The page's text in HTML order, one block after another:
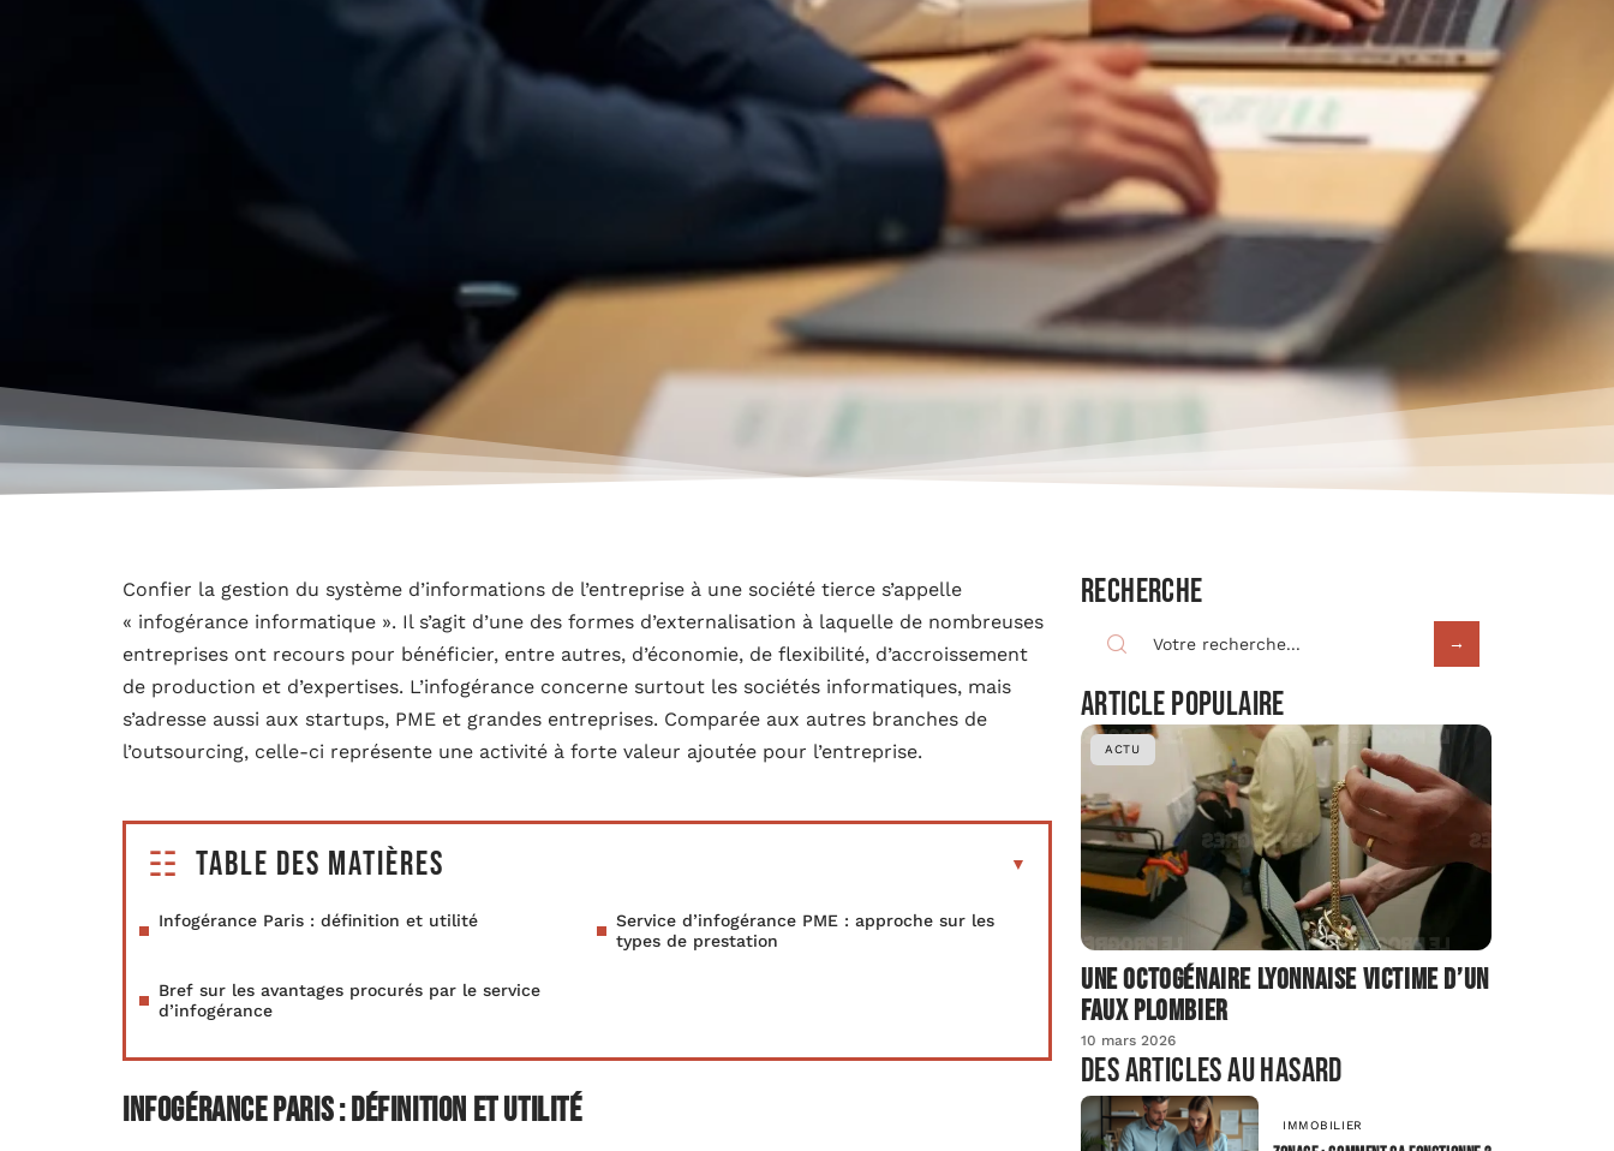
Confier la gestion du système d’informations de l’entreprise à une société tierce s’appelle
« infogérance informatique ». Il s’agit d’une des formes d’externalisation à laquelle de nombreuses
entreprises ont recours pour bénéficier, entre autres, d’économie, de flexibilité, d’accroissement
de production et d’expertises. L’infogérance concerne surtout les sociétés informatiques, mais
s’adresse aussi aux startups, PME et grandes entreprises. Comparée aux autres branches de
l’outsourcing, celle-ci représente une activité à forte valeur ajoutée pour l’entreprise.
Table des matières
Infogérance Paris : définition et utilité
Service d’infogérance PME : approche sur les
types de prestation
Bref sur les avantages procurés par le service
d’infogérance
Infogérance Paris : définition et utilité
Recherche
Article populaire
ACTU
Une octogénaire lyonnaise victime d’un
faux plombier
10 mars 2026
Des articles au hasard
IMMOBILIER